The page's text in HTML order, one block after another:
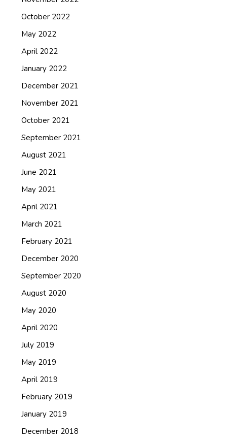
October 2022
May 2022
April 2022
January 2022
December 2021
November 2021
October 2021
September 2021
August 2021
June 2021
May 2021
April 2021
March 2021
February 2021
December 2020
September 2020
August 2020
May 2020
April 2020
July 2019
May 2019
April 2019
February 2019
January 2019
December 2018